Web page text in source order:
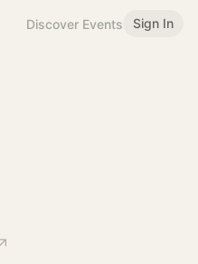
Discover Events Sign In